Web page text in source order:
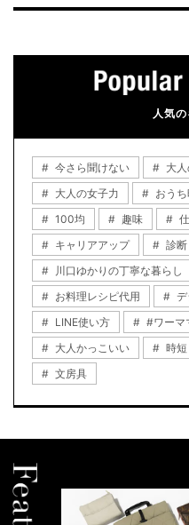
人気
今さら聞けない 大
大人の女子力
おう
100均
趣味
キャリアアップ
診断
川口ゆかりの丁寧な暮らし
お料理レシピ代用
LINE使い方
#ワーマ
大人かっこいい
時短
文房具